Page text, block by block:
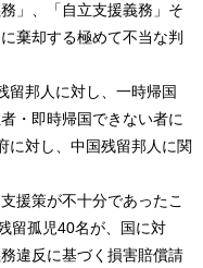
」、「自立支援義務」そ
棄却する極めて不当な判
留邦人に対し、一時帰国
・即時帰国できない者に
に対し、中国残留邦人に関
援策が不十分であったこ
留孤児40名が、国に対
違反に基づく損害賠償請